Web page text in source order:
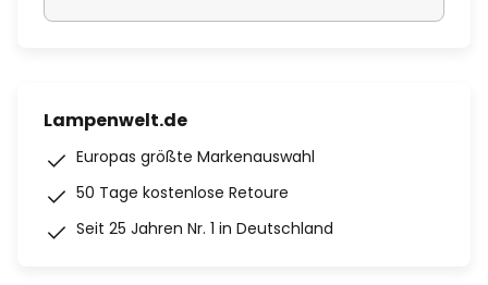
Lampenwelt.de
Europas größte Markenauswahl
50 Tage kostenlose Retoure
Seit 25 Jahren Nr. 1 in Deutschland